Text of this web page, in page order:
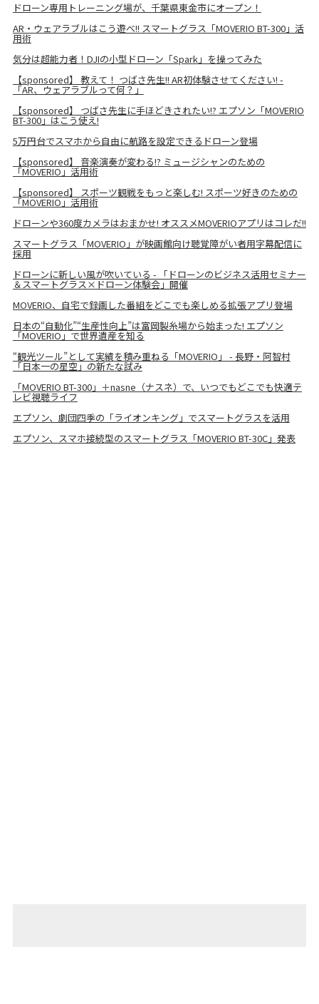
ドローン専用トレーニング場が、千葉県東金市にオープン！
AR・ウェアラブルはこう遊べ!! スマートグラス「MOVERIO BT-300」活
用術
気分は超能力者！DJIの小型ドローン「Spark」を操ってみた
【sponsored】 教えて！ つばさ先生!! AR初体験させてください! -
「AR、ウェアラブルって何？」
【sponsored】 つばさ先生に手ほどきされたい!? エプソン「MOVERIO
BT-300」はこう使え!
5万円台でスマホから自由に航路を設定できるドローン登場
【sponsored】 音楽演奏が変わる!? ミュージシャンのための
「MOVERIO」活用術
【sponsored】 スポーツ観戦をもっと楽しむ! スポーツ好きのための
「MOVERIO」活用術
ドローンや360度カメラはおまかせ! オススメMOVERIOアプリはコレだ!!
スマートグラス「MOVERIO」が映画館向け聴覚障がい者⽤字幕配信に
採⽤
ドローンに新しい風が吹いている - 「ドローンのビジネス活用セミナー
＆スマートグラス×ドローン体験会」開催
MOVERIO、自宅で録画した番組をどこでも楽しめる拡張アプリ登場
日本の“自動化”“生産性向上”は富岡製糸場から始まった! エプソン
「MOVERIO」で世界遺産を知る
“観光ツール”として実績を積み重ねる「MOVERIO」 - 長野・阿智村
「日本一の星空」の新たな試み
「MOVERIO BT-300」＋nasne（ナスネ）で、いつでもどこでも快適テ
レビ視聴ライフ
エプソン、劇団四季の「ライオンキング」でスマートグラスを活用
エプソン、スマホ接続型のスマートグラス「MOVERIO BT-30C」発表